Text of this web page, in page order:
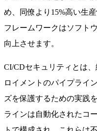
め、同僚より15%高い生
フレームワークはソフト
向上させます。
CI/CDセキュリティとは
ロイメントのパイプライ
ズを保護するための実践
ラインは自動化されたコ